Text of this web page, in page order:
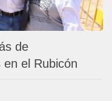
de
el Rubicón